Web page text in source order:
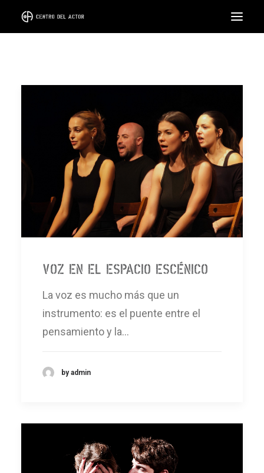
FORMACIÓN
INTENSIVOS
ALQUILER DE SALA
LLÁMANOS
SEARCH
Voz en el espacio escénico
La voz es mucho más que un
instrumento: es el puente entre el
pensamiento y la…
by admin